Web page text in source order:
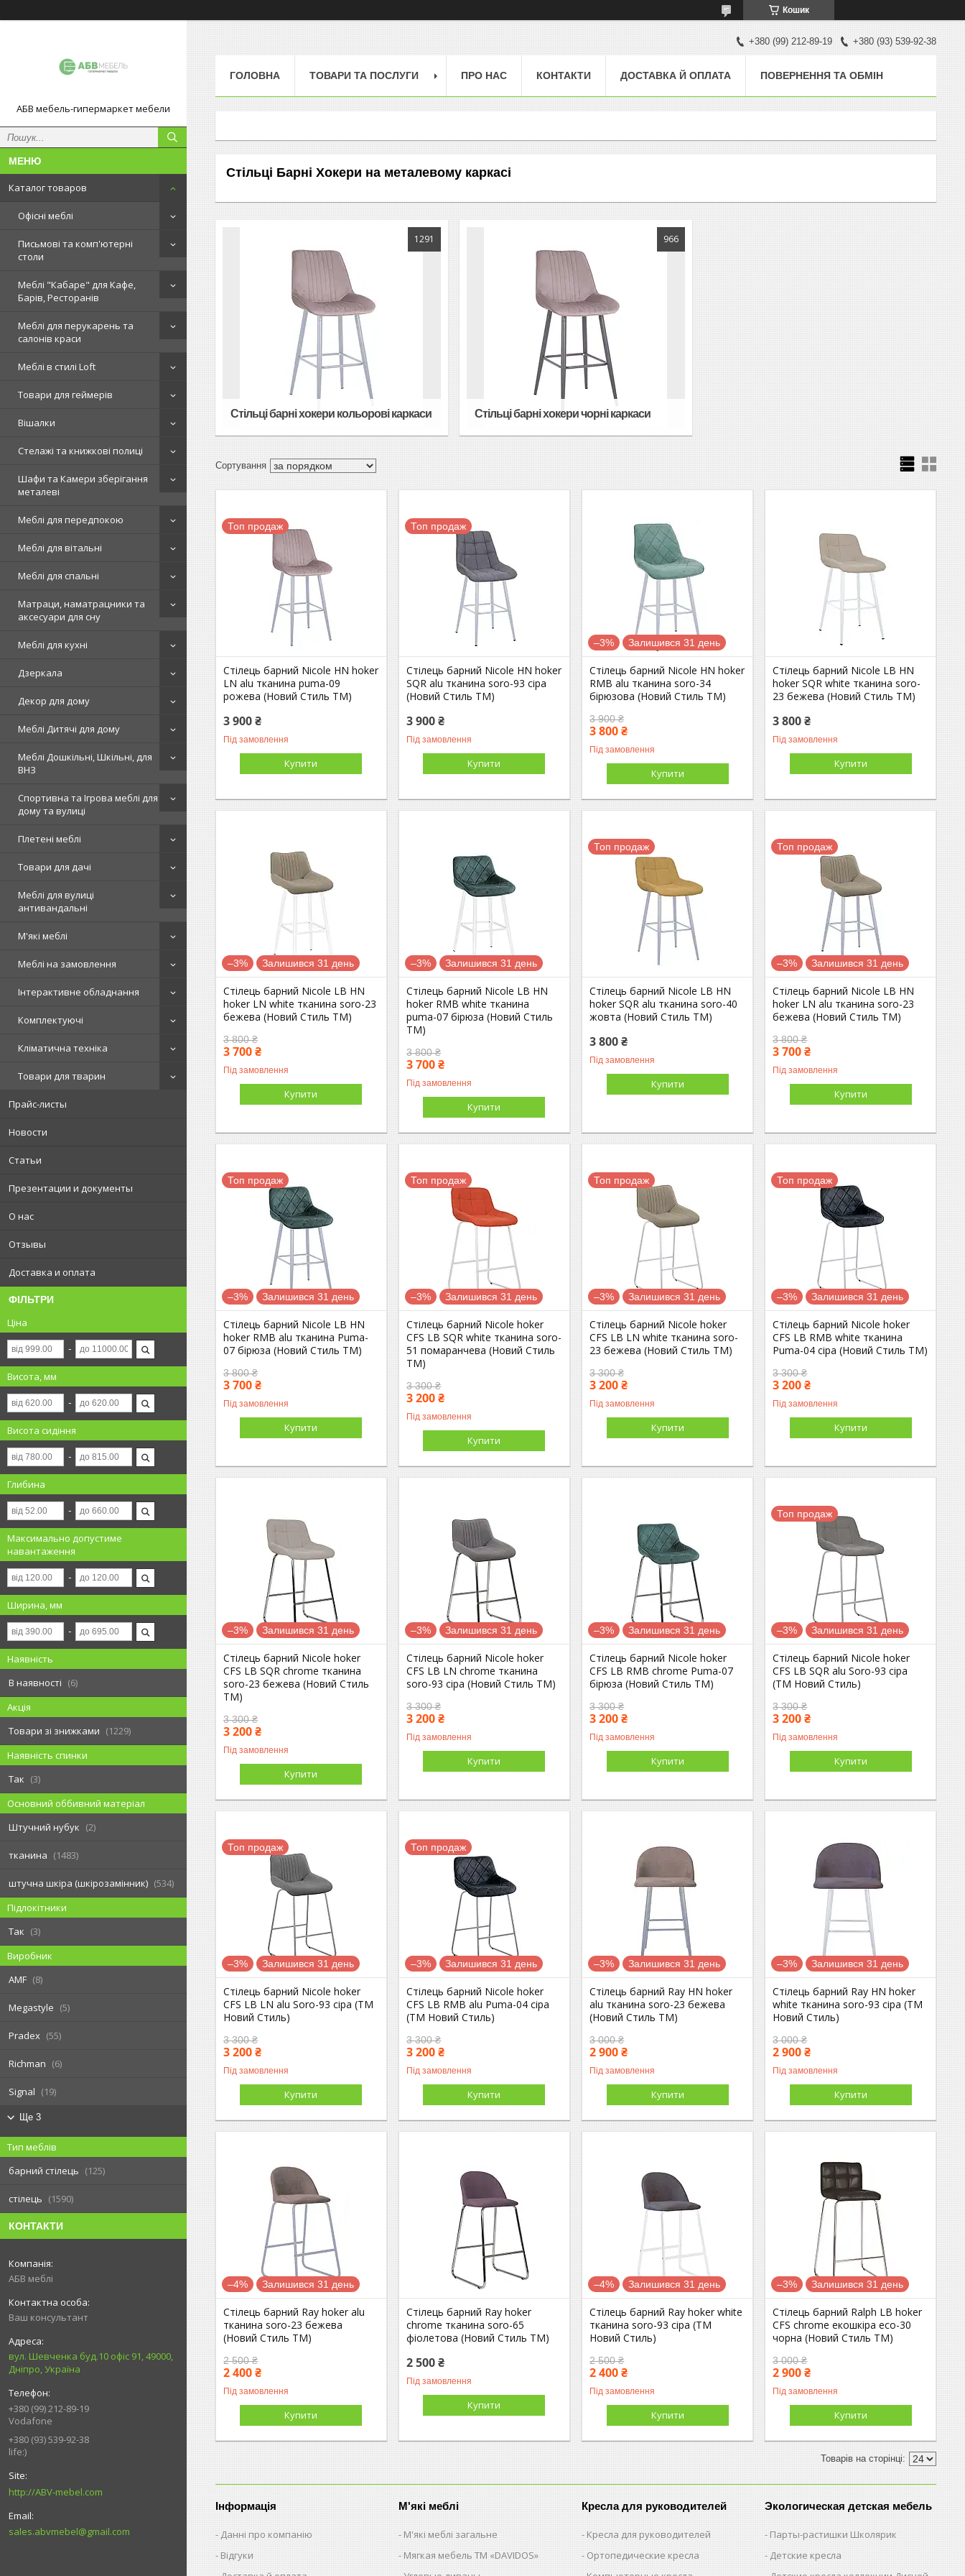
Кошик
АБВ мебель-гипермаркет мебели
Каталог товаров
Офісні меблі
Письмові та комп'ютерні
столи
Меблі "Кабаре" для Кафе,
Барів, Ресторанів
Меблі для перукарень та
салонів краси
Меблі в стилі Loft
Товари для геймерів
Вішалки
Стелажі та книжкові полиці
Шафи та Камери зберігання
металеві
Меблі для передпокою
Меблі для вітальні
Меблі для спальні
Матраци, наматрацники та
аксесуари для сну
Меблі для кухні
Дзеркала
Декор для дому
Меблі Дитячі для дому
Меблі Дошкільні, Шкільні, для
ВНЗ
Спортивна та Ігрова меблі для
дому та вулиці
Плетені меблі
Товари для дачі
Меблі для вулиці
антивандальні
М'які меблі
Меблі на замовлення
Інтерактивне обладнання
Комплектуючі
Кліматична техніка
Товари для тварин
Прайс-листы
Новости
Статьи
Презентации и документы
О нас
Отзывы
Доставка и оплата
ФІЛЬТРИ
Ціна
Висота, мм
Висота сидіння
Глибина
Максимально допустиме
навантаження
Ширина, мм
Наявність
В наявності
6
Акція
Товари зі знижками
1229
Наявність спинки
Так
3
Основний оббивний матеріал
Штучний нубук
2
тканина 1483
штучна шкіра (шкірозамінник)
534
Підлокітники
Так
3
Виробник
AMF
8
Megastyle 5
Pradex 55
Richman 6
Signal 19
Ще 3
Тип меблів
барний стілець
125
стілець 1590
КОНТАКТИ
АБВ меблі
Ваш консультант
вул. Шевченка буд.10 офіс 91, 49000,
Дніпро, Україна
+380 (99) 212-89-19
Vodafone
+380 (93) 539-92-38
life:)
http://ABV-mebel.com
sales.abvmebel@gmail.com
+380 (99) 212-89-19 +380 (93) 539-92-38
ГОЛОВНА ТОВАРИ ТА ПОСЛУГИ ПРО НАС КОНТАКТИ ДОСТАВКА Й ОПЛАТА ПОВЕРНЕННЯ ТА ОБМІН
Стільці Барні Хокери на металевому каркасі
1291
Стільці барні хокери кольорові каркаси
966
Стільці барні хокери чорні каркаси
Топ продаж
Стілець барний Nicole HN hoker
LN alu тканина puma-09
рожева (Новий Стиль ТМ)
3 900 ₴
Під замовлення
Купити
Топ продаж
Стілець барний Nicole HN hoker
SQR alu тканина soro-93 сіра
(Новий Стиль ТМ)
3 900 ₴
Під замовлення
Купити
–3% Залишився 31 день
Стілець барний Nicole HN hoker
RMB alu тканина soro-34
бірюзова (Новий Стиль ТМ)
3 900 ₴
3 800 ₴
Під замовлення
Купити
Стілець барний Nicole LB HN
hoker SQR white тканина soro-
23 бежева (Новий Стиль ТМ)
3 800 ₴
Під замовлення
Купити
–3% Залишився 31 день
Стілець барний Nicole LB HN
hoker LN white тканина soro-23
бежева (Новий Стиль ТМ)
3 800 ₴
3 700 ₴
Під замовлення
Купити
–3% Залишився 31 день
Стілець барний Nicole LB HN
hoker RMB white тканина
puma-07 бірюза (Новий Стиль
ТМ)
3 800 ₴
3 700 ₴
Під замовлення
Купити
Топ продаж
Стілець барний Nicole LB HN
hoker SQR alu тканина soro-40
жовта (Новий Стиль ТМ)
3 800 ₴
Під замовлення
Купити
Топ продаж
–3% Залишився 31 день
Стілець барний Nicole LB HN
hoker LN alu тканина soro-23
бежева (Новий Стиль ТМ)
3 800 ₴
3 700 ₴
Під замовлення
Купити
Топ продаж
–3% Залишився 31 день
Стілець барний Nicole LB HN
hoker RMB alu тканина Puma-
07 бірюза (Новий Стиль ТМ)
3 800 ₴
3 700 ₴
Під замовлення
Купити
Топ продаж
–3% Залишився 31 день
Стілець барний Nicole hoker
CFS LB SQR white тканина soro-
51 помаранчева (Новий Стиль
ТМ)
3 300 ₴
3 200 ₴
Під замовлення
Купити
Топ продаж
–3% Залишився 31 день
Стілець барний Nicole hoker
CFS LB LN white тканина soro-
23 бежева (Новий Стиль ТМ)
3 300 ₴
3 200 ₴
Під замовлення
Купити
Топ продаж
–3% Залишився 31 день
Стілець барний Nicole hoker
CFS LB RMB white тканина
Puma-04 сіра (Новий Стиль ТМ)
3 300 ₴
3 200 ₴
Під замовлення
Купити
–3% Залишився 31 день
Стілець барний Nicole hoker
CFS LB SQR chrome тканина
soro-23 бежева (Новий Стиль
ТМ)
3 300 ₴
3 200 ₴
Під замовлення
Купити
–3% Залишився 31 день
Стілець барний Nicole hoker
CFS LB LN chrome тканина
soro-93 сіра (Новий Стиль ТМ)
3 300 ₴
3 200 ₴
Під замовлення
Купити
–3% Залишився 31 день
Стілець барний Nicole hoker
CFS LB RMB chrome Puma-07
бірюза (Новий Стиль ТМ)
3 300 ₴
3 200 ₴
Під замовлення
Купити
Топ продаж
–3% Залишився 31 день
Стілець барний Nicole hoker
CFS LB SQR alu Soro-93 сіра
(ТМ Новий Стиль)
3 300 ₴
3 200 ₴
Під замовлення
Купити
Топ продаж
–3% Залишився 31 день
Стілець барний Nicole hoker
CFS LB LN alu Soro-93 сіра (ТМ
Новий Стиль)
3 300 ₴
3 200 ₴
Під замовлення
Купити
Топ продаж
–3% Залишився 31 день
Стілець барний Nicole hoker
CFS LB RMB alu Puma-04 сіра
(ТМ Новий Стиль)
3 300 ₴
3 200 ₴
Під замовлення
Купити
–3% Залишився 31 день
Стілець барний Ray HN hoker
alu тканина soro-23 бежева
(Новий Стиль ТМ)
3 000 ₴
2 900 ₴
Під замовлення
Купити
–3% Залишився 31 день
Стілець барний Ray HN hoker
white тканина soro-93 сіра (ТМ
Новий Стиль)
3 000 ₴
2 900 ₴
Під замовлення
Купити
–4% Залишився 31 день
Стілець барний Ray hoker alu
тканина soro-23 бежева
(Новий Стиль ТМ)
2 500 ₴
2 400 ₴
Під замовлення
Купити
Стілець барний Ray hoker
chrome тканина soro-65
фіолетова (Новий Стиль ТМ)
2 500 ₴
Під замовлення
Купити
–4% Залишився 31 день
Стілець барний Ray hoker white
тканина soro-93 сіра (ТМ
Новий Стиль)
2 500 ₴
2 400 ₴
Під замовлення
Купити
–3% Залишився 31 день
Стілець барний Ralph LB hoker
CFS chrome екошкіра eco-30
чорна (Новий Стиль ТМ)
3 000 ₴
2 900 ₴
Під замовлення
Купити
Інформація
Данні про компанію
Відгуки
М'які меблі
М'які меблі загальне
Мягкая мебель ТМ «DAVIDOS»
Кресла для руководителей
Кресла для руководителей
Ортопедические кресла
Экологическая детская мебель
Парты-растишки Школярик
Детские кресла